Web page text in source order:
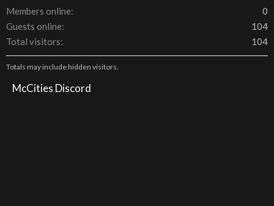
Members online
0
Guests online
104
Total visitors
104
Totals may include hidden visitors.
McCities Discord